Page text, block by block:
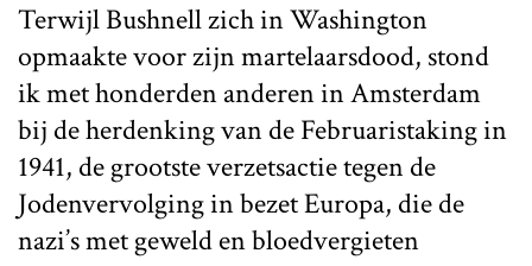
Terwijl Bushnell zich in Washington
opmaakte voor zijn martelaarsdood, stond
ik met honderden anderen in Amsterdam
bij de herdenking van de Februaristaking in
1941, de grootste verzetsactie tegen de
Jodenvervolging in bezet Europa, die de
nazi’s met geweld en bloedvergieten